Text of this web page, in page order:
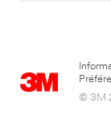
© 3M